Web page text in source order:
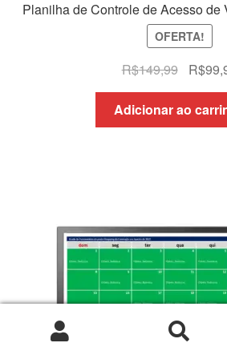
Planilha de Controle de Acesso de
OFERTA!
R$149,99
O
preço
original
era:
R$
Adicionar ao
Pesquisar
Pesquisar